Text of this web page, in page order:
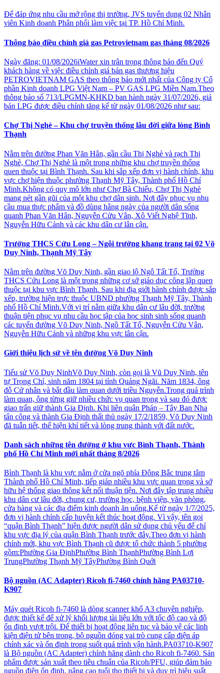
Để đáp ứng nhu cầu mở rộng thị trường, JVS tuyển dụng 02 Nhân
viên Kinh doanh Phân phối làm việc tại TP. Hồ Chí Minh.
Thông báo điều chỉnh giá gas Petrovietnam gas tháng 08/2026
Ngày đăng: 01/08/2026iWater xin trân trọng thông báo đến Quý
khách hàng về việc điều chỉnh giá bán gas thương hiệu
PETROVIETNAM GAS theo thông báo mới nhất của Công ty Cổ
phần Kinh doanh LPG Việt Nam – PV GAS LPG Miền Nam.Theo
thông báo số 713/LPGMN-KHKD ban hành ngày 31/07/2026, giá
bán LPG được điều chỉnh tăng kể từ ngày 01/08/2026 như sau:
Chợ Thị Nghè – Khu chợ truyền thống lâu đời giữa lòng Bình
Thạnh
Nằm trên đường Phan Văn Hân, gần cầu Thị Nghè và rạch Thị
Nghè, Chợ Thị Nghè là một trong những khu chợ truyền thống
quen thuộc tại Bình Thạnh. Sau khi sắp xếp đơn vị hành chính, khu
vực chợ hiện thuộc phường Thạnh Mỹ Tây, Thành phố Hồ Chí
Minh.Không có quy mô lớn như Chợ Bà Chiểu, Chợ Thị Nghè
mang nét gần gũi của một khu chợ dân sinh. Nơi đây phục vụ nhu
cầu mua thực phẩm và đồ dùng hằng ngày của người dân sống
quanh Phan Văn Hân, Nguyễn Cửu Vân, Xô Viết Nghệ Tĩnh,
Nguyễn Hữu Cảnh và các khu dân cư lân cận.
Trường THCS Cửu Long – Ngôi trường khang trang tại 02 Võ
Duy Ninh, Thạnh Mỹ Tây
Nằm trên đường Võ Duy Ninh, gần giao lộ Ngô Tất Tố, Trường
THCS Cửu Long là một trong những cơ sở giáo dục công lập quen
thuộc tại khu vực Bình Thạnh. Sau khi địa giới hành chính được sắp
xếp, trường hiện trực thuộc UBND phường Thạnh Mỹ Tây, Thành
phố Hồ Chí Minh.Với vị trí nằm giữa khu dân cư lâu đời, trường
thuận tiện phục vụ nhu cầu học tập của học sinh sinh sống quanh
các tuyến đường Võ Duy Ninh, Ngô Tất Tố, Nguyễn Cửu Vân,
Nguyễn Hữu Cảnh và những khu vực lân cận.
Giới thiệu lịch sử về tên đường Võ Duy Ninh
Tiểu sử Võ Duy NinhVõ Duy Ninh, còn gọi là Vũ Duy Ninh, tên
tự Trọng Chí, sinh năm 1804 tại tỉnh Quảng Ngãi. Năm 1834, ông
đỗ Cử nhân và bắt đầu làm quan dưới triều Nguyễn.Trong quá trình
làm quan, ông từng giữ nhiều chức vụ quan trọng và sau đó được
giao trấn giữ thành Gia Định. Khi liên quân Pháp – Tây Ban Nha
tấn công và thành Gia Định thất thủ ngày 17/2/1859, Võ Duy Ninh
đã tuẫn tiết, thể hiện khí tiết và lòng trung thành với đất nước.
Danh sách những tên đường ở khu vực Bình Thạnh, Thành
phố Hồ Chí Minh mới nhất tháng 8/2026
Bình Thạnh là khu vực nằm ở cửa ngõ phía Đông Bắc trung tâm
Thành phố Hồ Chí Minh, tiếp giáp nhiều khu vực quan trọng và sở
hữu hệ thống giao thông kết nối thuận tiện. Nơi đây tập trung nhiều
khu dân cư lâu đời, chung cư, trường học, bệnh viện, văn phòng,
cửa hàng và các địa điểm kinh doanh ăn uống.Kể từ ngày 1/7/2025,
đơn vị hành chính cấp huyện kết thúc hoạt động. Vì vậy, tên gọi
“quận Bình Thạnh” hiện được người dân sử dụng chủ yếu để chỉ
khu vực địa lý của quận Bình Thạnh trước đây.Theo đơn vị hành
chính mới, khu vực Bình Thạnh cũ được tổ chức thành 5 phường
gồm:Phường Gia ĐịnhPhường Bình ThạnhPhường Bình Lợi
TrungPhường Thạnh Mỹ TâyPhường Bình Quới
Bộ nguồn (AC Adapter) Ricoh fi-7460 chính hãng PA03710-
K907
Máy quét Ricoh fi-7460 là dòng scanner khổ A3 chuyên nghiệp,
được thiết kế để xử lý khối lượng tài liệu lớn với tốc độ cao và độ
ổn định vượt trội. Để thiết bị hoạt động liên tục và bảo vệ các linh
kiện điện tử bên trong, bộ nguồn đóng vai trò cung cấp điện áp
chính xác và ổn định trong suốt quá trình vận hành.PA03710-K907
là Bộ nguồn (AC Adapter) chính hãng dành cho Ricoh fi-7460. Sản
phẩm được sản xuất theo tiêu chuẩn của Ricoh/PFU, giúp đảm bảo
nguồn điện ổn định, nâng cao tuổi thọ thiết bị và duy trì hiệu suất